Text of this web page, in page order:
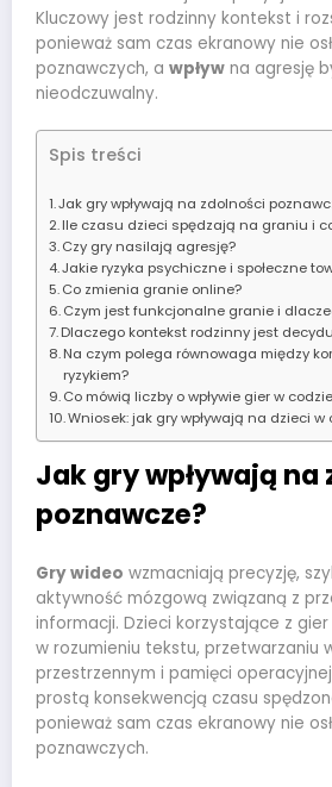
Kluczowy jest rodzinny kontekst i
ponieważ sam czas ekranowy nie
poznawczych, a wpływ na agresję
nieodczuwalny.
Spis treści
Jak gry wpływają na zdolności
Ile czasu dzieci spędzają na graniu i
Czy gry nasilają agresję?
Jakie ryzyka psychiczne i społeczne
Co zmienia granie online?
Czym jest funkcjonalne granie i
Dlaczego kontekst rodzinny jest
Na czym polega równowaga między
ryzykiem?
Co mówią liczby o wpływie gier w
Wniosek: jak gry wpływają na dzieci
Jak gry wpływają na
poznawcze?
Gry wideo wzmacniają precyzję,
aktywność mózgową związaną z
informacji. Dzieci korzystające z
w rozumieniu tekstu, przetwarzaniu
przestrzennym i pamięci
prostą konsekwencją czasu
ponieważ sam czas ekranowy nie
poznawczych.